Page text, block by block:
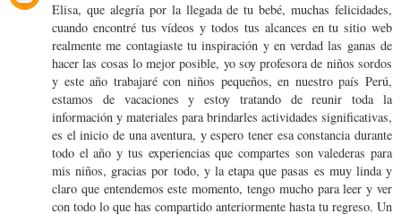
Elisa, que alegría por la llegada de tu bebé, muchas felicidades,
cuando encontré tus vídeos y todos tus alcances en tu sitio web
realmente me contagiaste tu inspiración y en verdad las ganas de
hacer las cosas lo mejor posible, yo soy profesora de niños sordos
y este año trabajaré con niños pequeños, en nuestro país Perú,
estamos de vacaciones y estoy tratando de reunir toda la
información y materiales para brindarles actividades significativas,
es el inicio de una aventura, y espero tener esa constancia durante
todo el año y tus experiencias que compartes son valederas para
mis niños, gracias por todo, y la etapa que pasas es muy linda y
claro que entendemos este momento, tengo mucho para leer y ver
con todo lo que has compartido anteriormente hasta tu regreso. Un